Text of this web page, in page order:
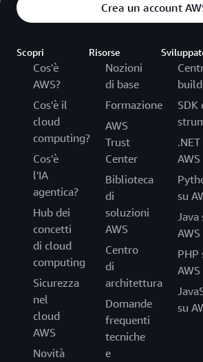
Crea un account
Scopri
Cos'è
AWS?
Cos'è il
cloud
computing?
Cos'è
l'IA
agentica?
Hub dei
concetti
di cloud
computing
Sicurezza
nel
cloud
AWS
Novità
Risorse
Nozioni
di base
Formazione
AWS
Trust
Center
Biblioteca
di
soluzioni
AWS
Centro
di
architettura
Domande
frequenti
tecniche
e
SDK
.NET
AWS
su
Java
AWS
PHP
AWS
su